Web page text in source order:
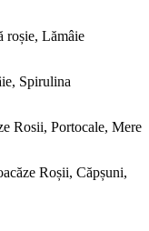
roșie, Lămâie
Spirulina
Rosii, Portocale, Mere
Roșii, Căpșuni,